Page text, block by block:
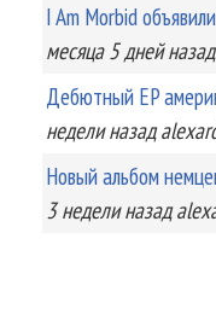
I Am Morbid
месяца 5 днейназад
Дебютный EP
неделиназад
Новый альбом
3 неделиназад